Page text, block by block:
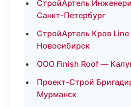
СтройАртель
Санкт-Петербург
СтройАртель Кров
Новосибирск
ООО Finish Roof —
Проект-Строй
Мурманск